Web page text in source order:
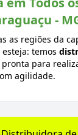
-
as regiões da
temos
para
agilidade.